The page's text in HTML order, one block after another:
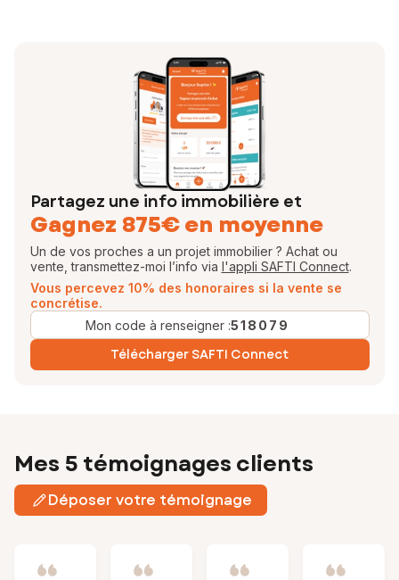
Partagez une info immobilière et
Gagnez 875€ en moyenne
Un de vos proches a un projet immobilier ? Achat ou
vente, transmettez-moi l’info via l'appli SAFTI Connect.
Vous percevez 10% des honoraires si la vente se
concrétise.
Mon code à renseigner :518079
Télécharger SAFTI Connect
Mes 5 témoignages clients
Déposer votre témoignage